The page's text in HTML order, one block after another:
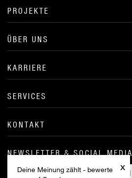
x
Deine Meinung zählt - bewerte
PROJEKTE
ÜBER UNS
KARRIERE
SERVICES
KONTAKT
NEWSLETTER & SOCIAL MEDIA
ANMELDEN